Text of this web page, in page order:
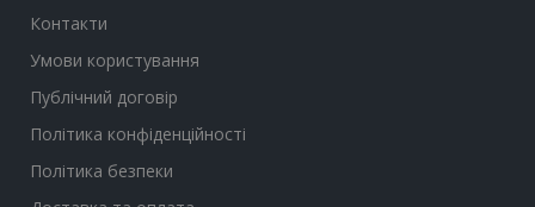
Контакти
Умови користування
Публічний договір
Політика конфіденційності
Політика безпеки